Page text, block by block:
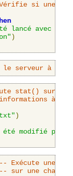
si une
lancé avec
)
serveur à
stat() sur un
à
)
modifié
-- Exécute une
-- sur une chaîne,